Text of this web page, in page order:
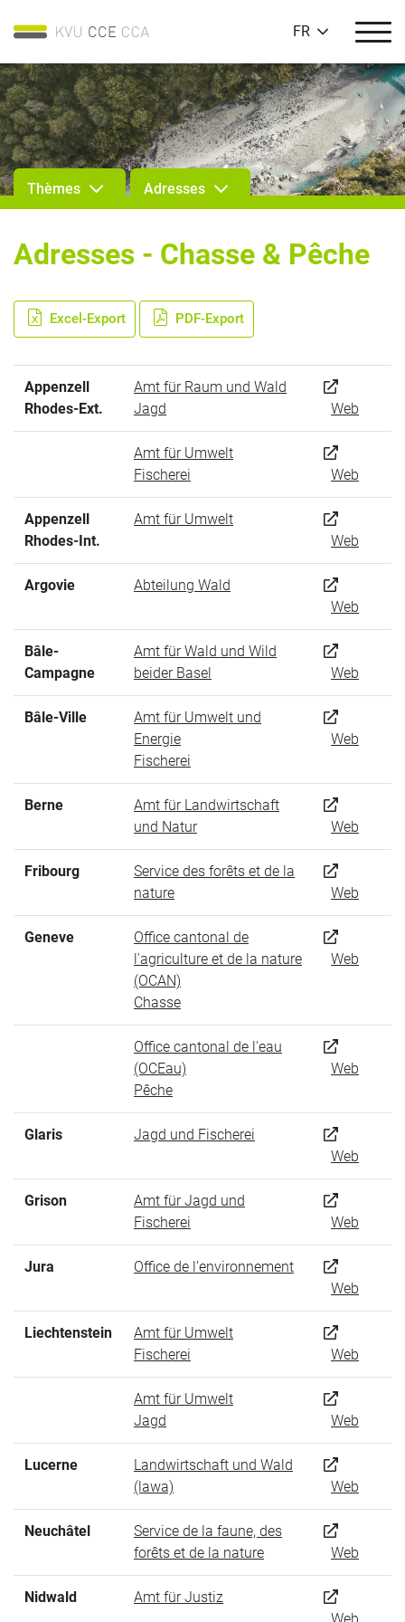
FR
Thèmes Adresses
Adresses - Chasse & Pêche
Excel-Export PDF-Export
Appenzell
Rhodes-Ext.
Amt für Raum und Wald
Jagd
Web
Amt für Umwelt
Fischerei
Web
Appenzell
Rhodes-Int.
Amt für Umwelt
Web
Argovie
Abteilung Wald
Web
Bâle-
Campagne
Amt für Wald und Wild
beider Basel
Web
Bâle-Ville
Amt für Umwelt und
Energie
Fischerei
Web
Berne
Amt für Landwirtschaft
und Natur
Web
Fribourg
Service des forêts et de la
nature
Web
Geneve
Office cantonal de
l'agriculture et de la nature
(OCAN)
Chasse
Web
Office cantonal de l'eau
(OCEau)
Pêche
Web
Glaris
Jagd und Fischerei
Web
Grison
Amt für Jagd und
Fischerei
Web
Jura
Office de l’environnement
Web
Liechtenstein
Amt für Umwelt
Fischerei
Web
Amt für Umwelt
Jagd
Web
Lucerne
Landwirtschaft und Wald
(lawa)
Web
Neuchâtel
Service de la faune, des
forêts et de la nature
Web
Nidwald
Amt für Justiz
Web